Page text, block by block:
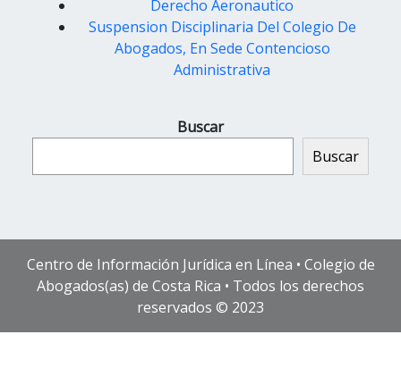
Derecho Aeronautico
Suspension Disciplinaria Del Colegio De
Abogados, En Sede Contencioso
Administrativa
Buscar
Buscar
Centro de Información Jurídica en Línea • Colegio de
Abogados(as) de Costa Rica • Todos los derechos
reservados © 2023